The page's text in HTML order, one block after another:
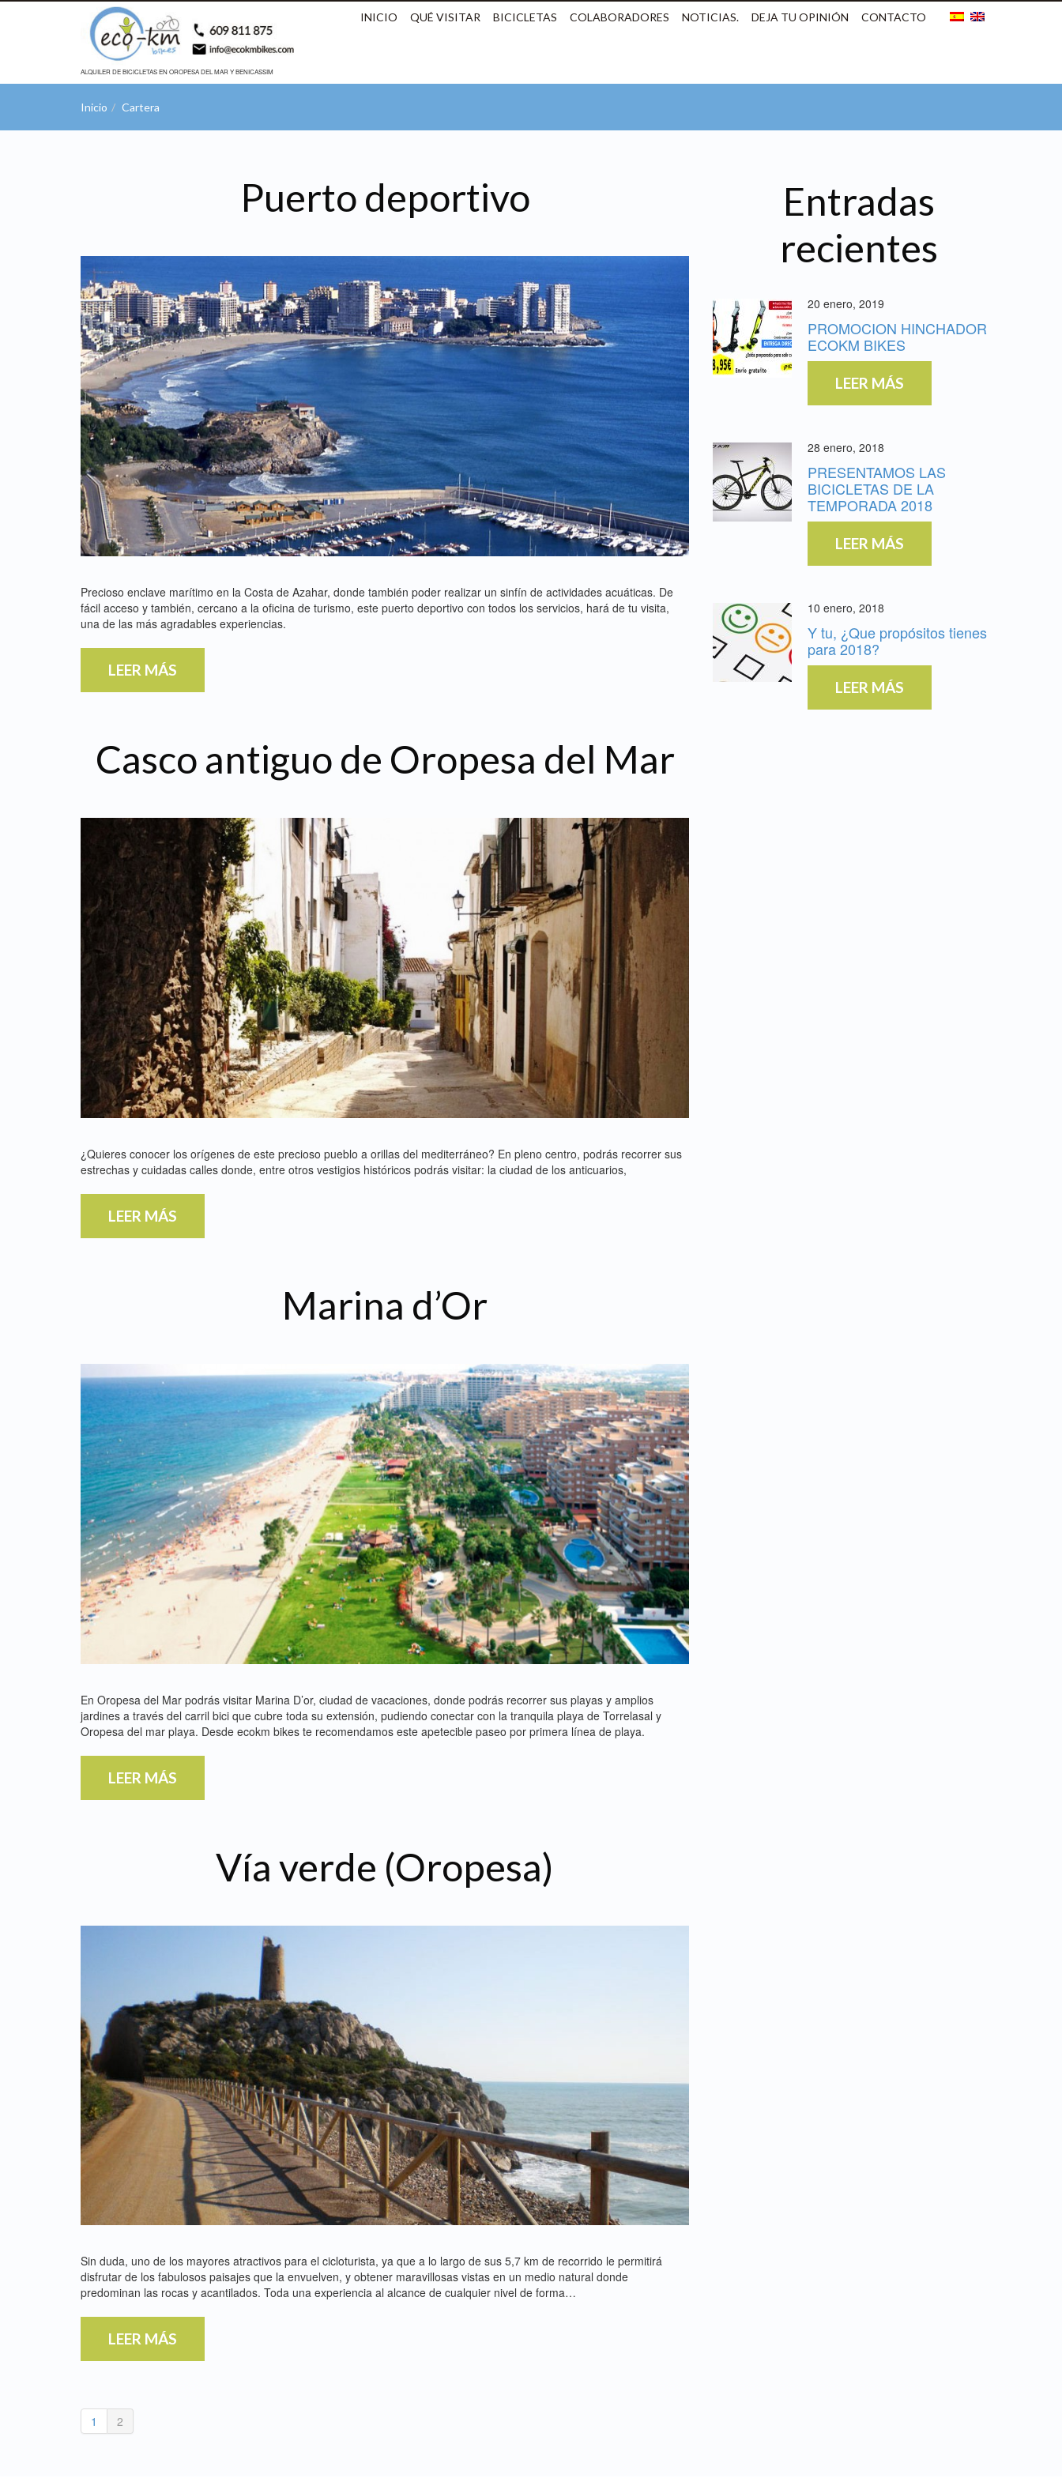
ALQUILER DE BICICLETAS EN OROPESA DEL MAR Y BENICASSIM
INICIO QUÉ VISITAR BICICLETAS COLABORADORES NOTICIAS. DEJA TU OPINIÓN CONTACTO
Inicio Cartera
Puerto deportivo
Precioso enclave marítimo en la Costa de Azahar, donde también poder realizar un sinfín de actividades acuáticas. De
fácil acceso y también, cercano a la oficina de turismo, este puerto deportivo con todos los servicios, hará de tu visita,
una de las más agradables experiencias.
LEER MÁS
Casco antiguo de Oropesa del Mar
¿Quieres conocer los orígenes de este precioso pueblo a orillas del mediterráneo? En pleno centro, podrás recorrer sus
estrechas y cuidadas calles donde, entre otros vestigios históricos podrás visitar: la ciudad de los anticuarios,
LEER MÁS
Marina d’Or
En Oropesa del Mar podrás visitar Marina D’or, ciudad de vacaciones, donde podrás recorrer sus playas y amplios
jardines a través del carril bici que cubre toda su extensión, pudiendo conectar con la tranquila playa de Torrelasal y
Oropesa del mar playa. Desde ecokm bikes te recomendamos este apetecible paseo por primera línea de playa.
LEER MÁS
Vía verde (Oropesa)
Sin duda, uno de los mayores atractivos para el cicloturista, ya que a lo largo de sus 5,7 km de recorrido le permitirá
disfrutar de los fabulosos paisajes que la envuelven, y obtener maravillosas vistas en un medio natural donde
predominan las rocas y acantilados. Toda una experiencia al alcance de cualquier nivel de forma…
LEER MÁS
1 2
Entradas
recientes
20 enero, 2019
PROMOCION HINCHADOR
ECOKM BIKES
LEER MÁS
28 enero, 2018
PRESENTAMOS LAS
BICICLETAS DE LA
TEMPORADA 2018
LEER MÁS
10 enero, 2018
Y tu, ¿Que propósitos tienes
para 2018?
LEER MÁS